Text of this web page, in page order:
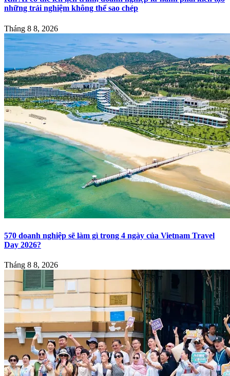
những trải nghiệm không thể sao chép
Tháng 8 8, 2026
570 doanh nghiệp sẽ làm gì trong 4 ngày của Vietnam Travel
Day 2026?
Tháng 8 8, 2026